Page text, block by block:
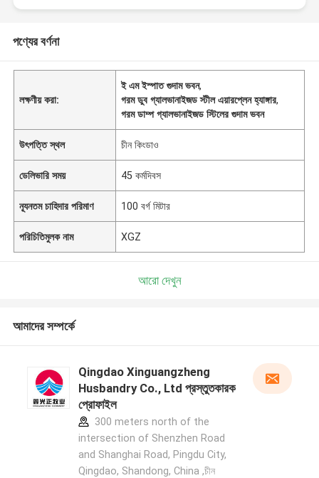
পণ্যের বর্ণনা
লক্ষণীয় করা:
ই এম ইস্পাত গুদাম ভবন,
গরম ডুব গ্যালভানাইজড স্টীল এয়ারপ্লেন হ্যাঙ্গার,
গরম ডাম্প গ্যালভানাইজড স্টিলের গুদাম ভবন
উৎপত্তি স্থল চীন কিংডাও
ডেলিভারি সময় 45 কর্মদিবস
ন্যূনতম চাহিদার পরিমাণ 100 বর্গ মিটার
পরিচিতিমুলক নাম XGZ
আরো দেখুন
আমাদের সম্পর্কে
Qingdao Xinguangzheng
Husbandry Co., Ltd প্রস্তুতকারক
প্রোফাইল
300 meters north of the
intersection of Shenzhen Road
and Shanghai Road, Pingdu City,
Qingdao, Shandong, China ,চীন